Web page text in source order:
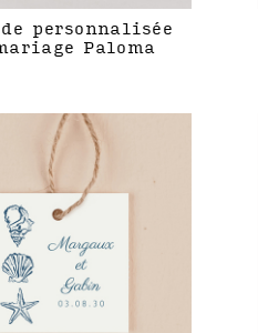
personnalisée
Paloma